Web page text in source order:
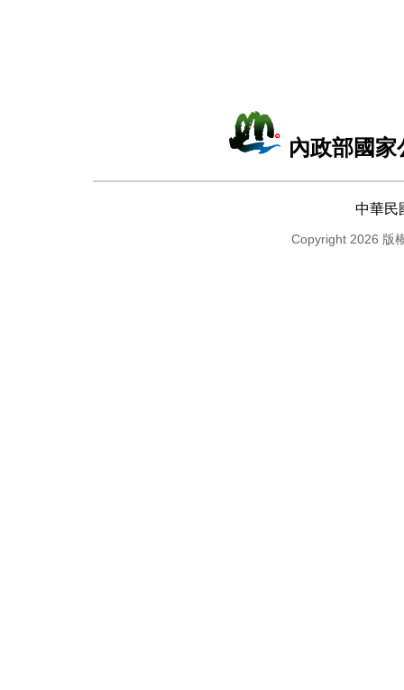
內政部國
中華民
Copyright 2026 版